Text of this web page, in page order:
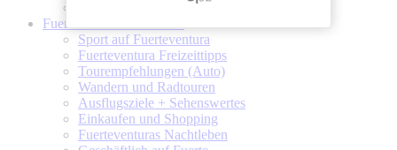
Fuerteventura
Sport auf Fuerteventura
Fuerteventura Freizeittipps
Tourempfehlungen (Auto)
Wandern und Radtouren
Ausflugsziele + Sehenswertes
Einkaufen und Shopping
Fuerteventuras Nachtleben